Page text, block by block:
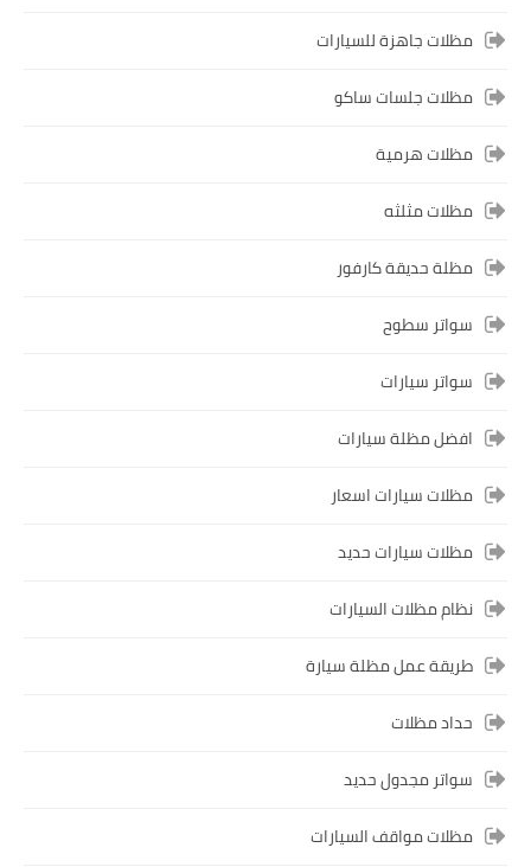
مظلات جاهزة للسيارات
مظلات جلسات ساكو
مظلات هرمية
مظلات مثلثه
مظلة حديقة كارفور
سواتر سطوح
سواتر سيارات
افضل مظلة سيارات
مظلات سيارات اسعار
مظلات سيارات حديد
نظام مظلات السيارات
طريقة عمل مظلة سيارة
حداد مظلات
سواتر مجدول حديد
مظلات مواقف السيارات